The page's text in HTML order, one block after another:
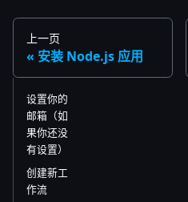
上一页
安装 Node.js 应用
设置你的
邮箱（如
果你还没
有设置）
创建新工
作流